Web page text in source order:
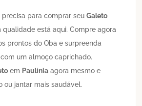
precisa para comprar seuGaleto
qualidade está aqui. Compre agora
prontos do Oba e surpreenda
um almoço caprichado.
em Paulínia agora mesmo e
ou jantar mais saudável.